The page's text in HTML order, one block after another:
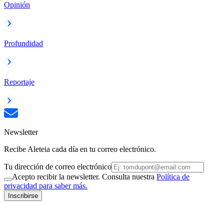
Opinión
Profundidad
Reportaje
Newsletter
Recibe Aleteia cada día en tu correo electrónico.
Tu dirección de correo electrónico
Acepto recibir la newsletter. Consulta nuestra Política de
privacidad para saber más.
Inscribirse